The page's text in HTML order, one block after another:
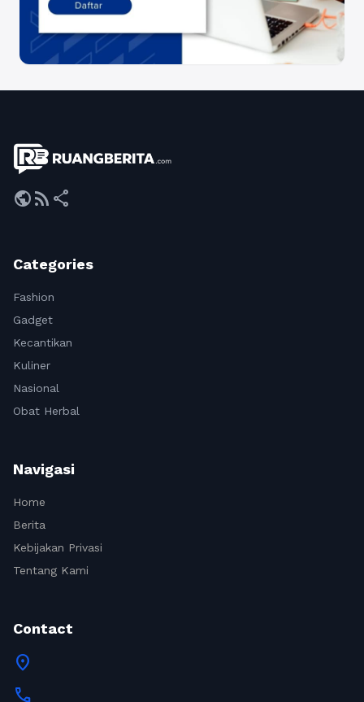
publicrss_feed share
Categories
Fashion
Gadget
Kecantikan
Kuliner
Nasional
Obat Herbal
Navigasi
Home
Berita
Kebijakan Privasi
Tentang Kami
Contact
location_on
call